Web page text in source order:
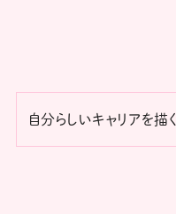
自分らしいキャリアを描く